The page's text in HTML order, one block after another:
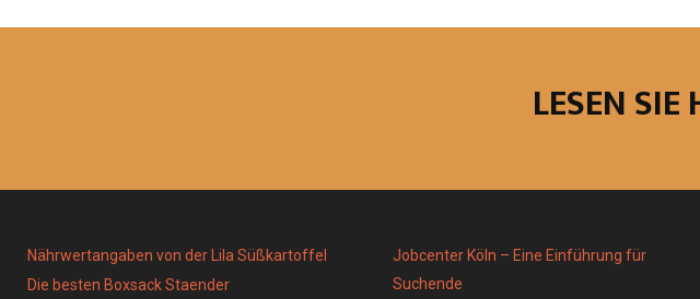
N N N
LESEN
Nährwertangaben von der Lila Süßkartoffel
Die besten Boxsack Staender
Jobcenter Köln – Eine Einführung für
Suchende